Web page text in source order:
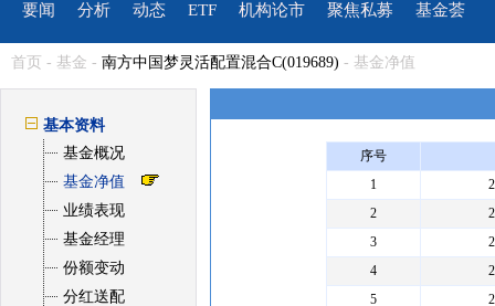
要闻 分析 动态 ETF 机构论市 聚焦私募 基金荟
首页 - 基金 - 南方中国梦灵活配置混合C(019689) - 基金净值
基本资料
基金概况
基金净值
业绩表现
基金经理
份额变动
分红送配
序号
1
2
3
4
5